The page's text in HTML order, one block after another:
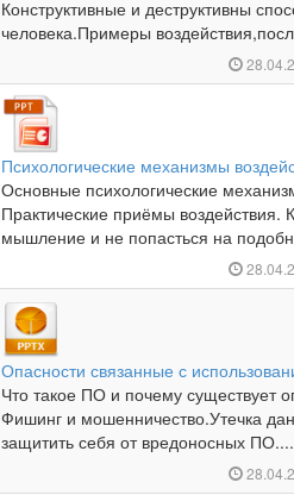
Конструктивные и деструктивны
человека.Примеры
Психологические механизмы
Основные психологические
Практические приёмы воздействия.
мышление и не попасться на
Опасности связанные с
Что такое ПО и почему существует
Фишинг и мошенничество.Утечка
защитить себя от вредоносных ПО....